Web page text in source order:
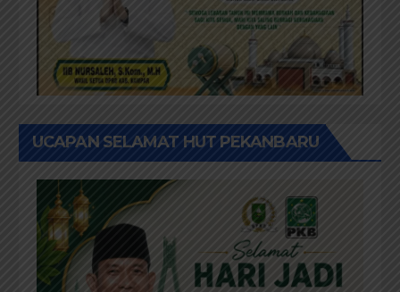
UCAPAN SELAMAT HUT PEKANBARU